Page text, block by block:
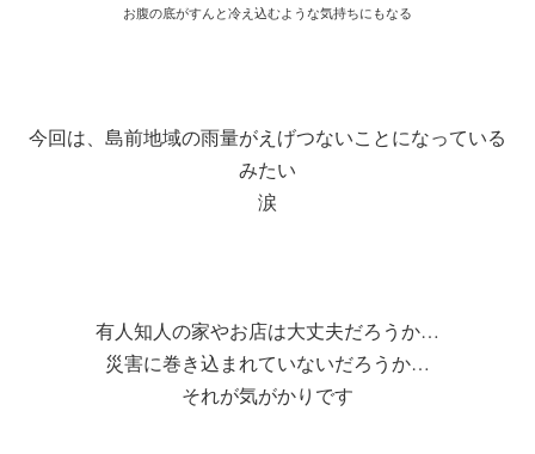
お腹の底がすんと冷え込むような気持ちにもなる
今回は、島前地域の雨量がえげつないことになっている
みたい
涙
有人知人の家やお店は大丈夫だろうか…
災害に巻き込まれていないだろうか…
それが気がかりです